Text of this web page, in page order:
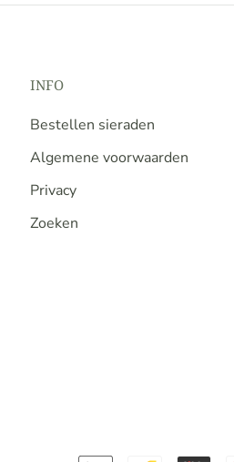
INFO
Bestellen sieraden
Algemene voorwaarden
Privacy
Zoeken